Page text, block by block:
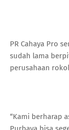
PR Cahaya Pro
sudah lama
perusahaan
“Kami berharap